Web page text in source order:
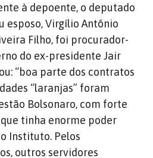
à depoente, o deputado
esposo, Virgílio Antônio
Filho, foi procurador-
do ex-presidente Jair
“boa parte dos contratos
“laranjas” foram
Bolsonaro, com forte
tinha enorme poder
Instituto. Pelos
outros servidores